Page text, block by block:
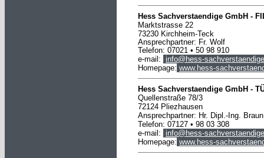
Hess Sachverstaendige GmbH -
Marktstrasse 22
73230 Kirchheim-Teck
Ansprechpartner: Fr. Wolf
Telefon: 07021 • 50 98 910
e-mail:
info@hess-
Homepage: www.hess-
Hess Sachverstaendige GmbH -
Quellenstraße 78/3
72124 Pliezhausen
Ansprechpartner: Hr. Dipl.-Ing. Braun
Telefon: 07127 • 98 03 308
e-mail:
info@hess-
Homepage: www.hess-